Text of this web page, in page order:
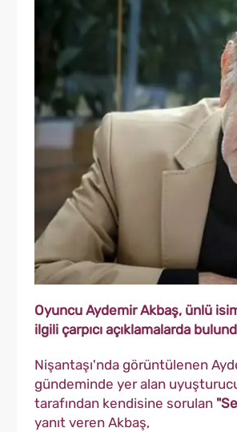
Oyuncu Aydemir Akbaş, ünlü
ilgili çarpıcı açıklamalarda
Nişantaşı'nda görüntülenen
gündeminde yer alan
tarafından kendisine sorulan
yanıt veren Akbaş,